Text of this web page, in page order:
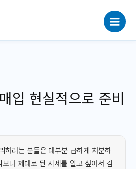
입 현실적으로 준비
하려는 분들은 대부분 급하게 처분하
다 제대로 된 시세를 알고 싶어서 검